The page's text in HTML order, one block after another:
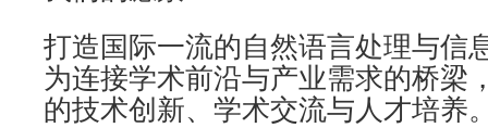
打造国际一流的自然语言处理与信
为连接学术前沿与产业需求的桥梁
的技术创新、学术交流与人才培养